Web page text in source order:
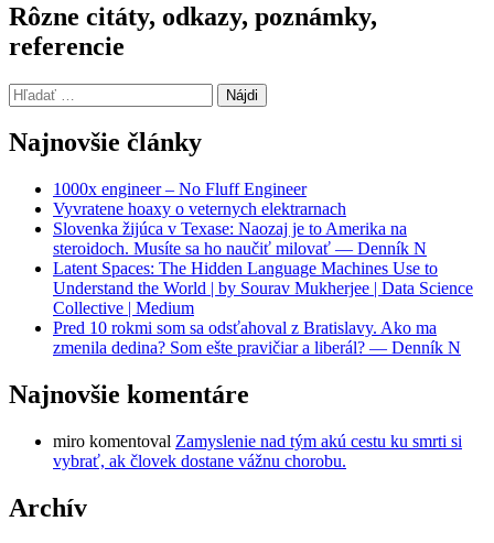
Rôzne citáty, odkazy, poznámky,
referencie
Hľadať:
Najnovšie články
1000x engineer – No Fluff Engineer
Vyvratene hoaxy o veternych elektrarnach
Slovenka žijúca v Texase: Naozaj je to Amerika na
steroidoch. Musíte sa ho naučiť milovať — Denník N
Latent Spaces: The Hidden Language Machines Use to
Understand the World | by Sourav Mukherjee | Data Science
Collective | Medium
Pred 10 rokmi som sa odsťahoval z Bratislavy. Ako ma
zmenila dedina? Som ešte pravičiar a liberál? — Denník N
Najnovšie komentáre
miro komentoval Zamyslenie nad tým akú cestu ku smrti si
vybrať, ak človek dostane vážnu chorobu.
Archív